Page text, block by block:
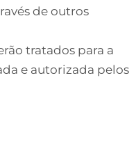
de outros
tratados para a
e autorizada pelos